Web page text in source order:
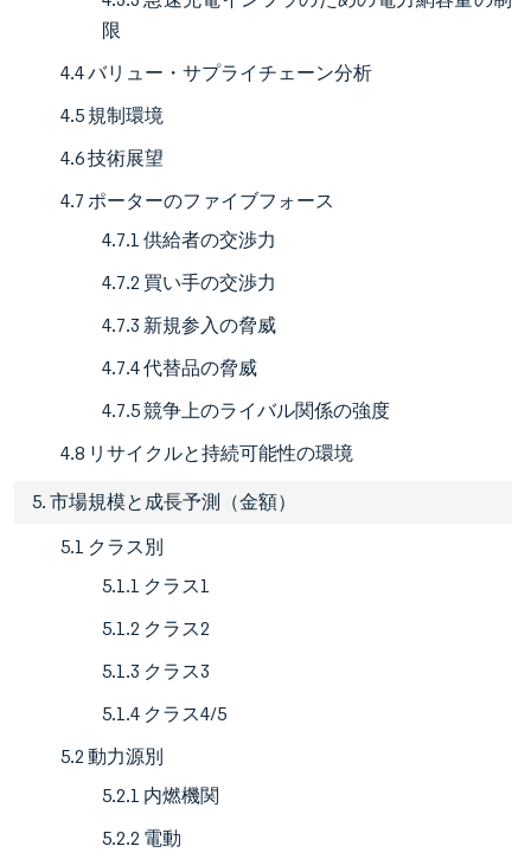
限
4.4 バリュー・サプライチェーン分析
4.5 規制環境
4.6 技術展望
4.7 ポーターのファイブフォース
4.7.1 供給者の交渉力
4.7.2 買い手の交渉力
4.7.3 新規参入の脅威
4.7.4 代替品の脅威
4.7.5 競争上のライバル関係の強度
4.8 リサイクルと持続可能性の環境
5. 市場規模と成長予測（金額）
5.1 クラス別
5.1.1 クラス1
5.1.2 クラス2
5.1.3 クラス3
5.1.4 クラス4/5
5.2 動力源別
5.2.1 内燃機関
5.2.2 電動